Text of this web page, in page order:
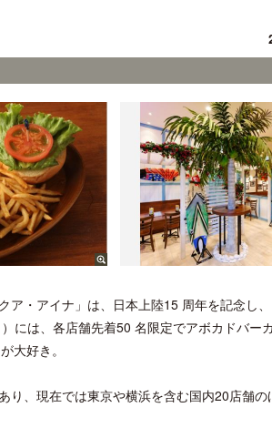
・アイナ」は、日本上陸15 周年を記念し
には、各店舗先着50 名限定でアボカドバー
大好き。
、現在では東京や横浜を含む国内20店舗